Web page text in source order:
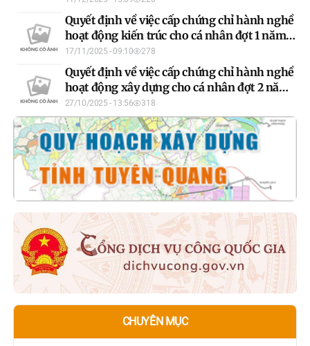
Quyết định về việc cấp chứng chỉ hành nghề
hoạt động kiến trúc cho cá nhân đợt 1 năm
2025
17/11/2025 - 09:10 278
Quyết định về việc cấp chứng chỉ hành nghề
hoạt động xây dựng cho cá nhân đợt 2 năm
2025
27/10/2025 - 13:56 318
CHUYÊN MỤC